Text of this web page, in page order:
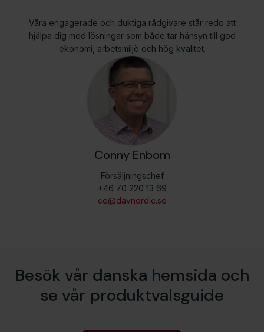
Våra engagerade och duktiga rådgivare står redo att
hjälpa dig med lösningar som både tar hänsyn till god
ekonomi, arbetsmiljö och hög kvalitet.
Conny Enbom
Försäljningschef
+46 70 220 13 69
ce@davnordic.se
Besök vår danska hemsida och
se vår produktvalsguide